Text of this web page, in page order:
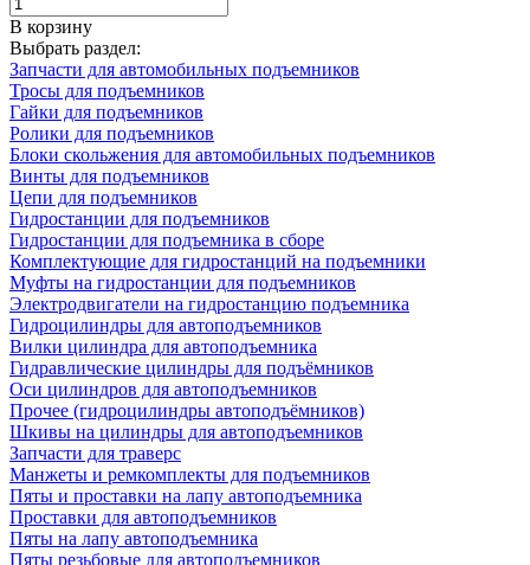
В корзину
Выбрать раздел:
Запчасти для автомобильных подъемников
Тросы для подъемников
Гайки для подъемников
Ролики для подъемников
Блоки скольжения для автомобильных подъемников
Винты для подъемников
Цепи для подъемников
Гидростанции для подъемников
Гидростанции для подъемника в сборе
Комплектующие для гидростанций на подъемники
Муфты на гидростанции для подъемников
Электродвигатели на гидростанцию подъемника
Гидроцилиндры для автоподъемников
Вилки цилиндра для автоподъемника
Гидравлические цилиндры для подъёмников
Оси цилиндров для автоподъемников
Прочее (гидроцилиндры автоподъёмников)
Шкивы на цилиндры для автоподъемников
Запчасти для траверс
Манжеты и ремкомплекты для подъемников
Пяты и проставки на лапу автоподъемника
Проставки для автоподъемников
Пяты на лапу автоподъемника
Пяты резьбовые для автоподъемников